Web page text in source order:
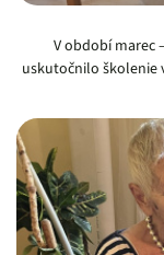
V období marec
uskutočnilo